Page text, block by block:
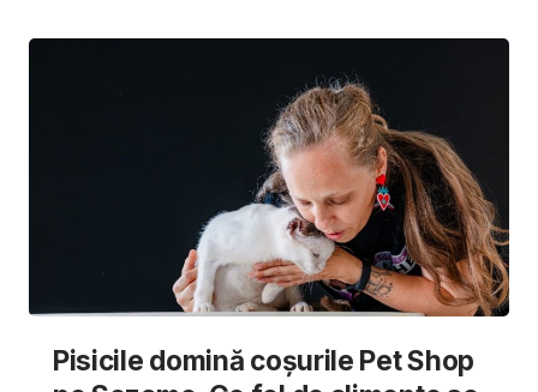
Pisicile domină coșurile Pet Shop